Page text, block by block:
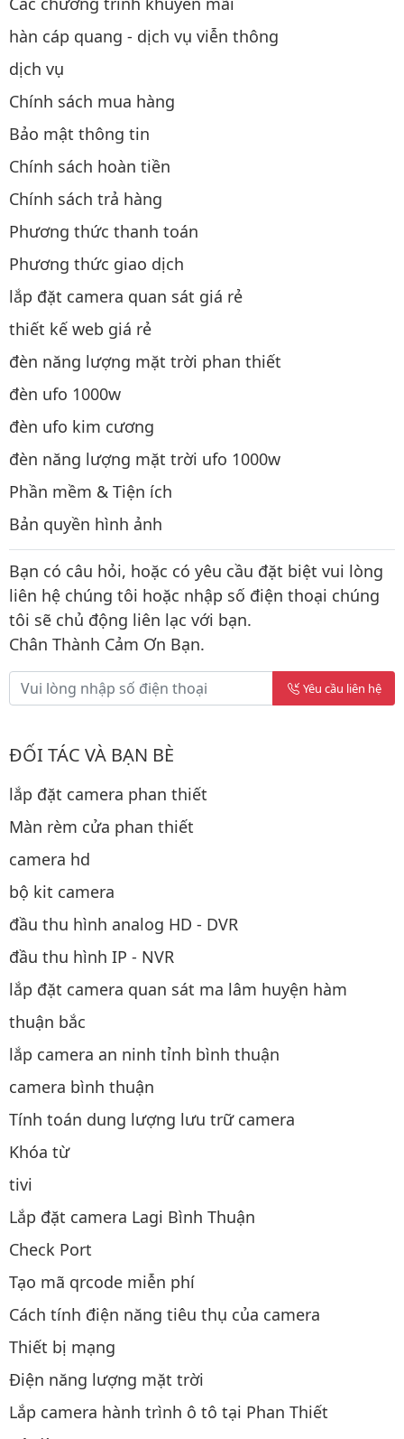
hàn cáp quang - dịch vụ viễn thông
dịch vụ
Chính sách mua hàng
Bảo mật thông tin
Chính sách hoàn tiền
Chính sách trả hàng
Phương thức thanh toán
Phương thức giao dịch
lắp đặt camera quan sát giá rẻ
thiết kế web giá rẻ
đèn năng lượng mặt trời phan thiết
đèn ufo 1000w
đèn ufo kim cương
đèn năng lượng mặt trời ufo 1000w
Phần mềm & Tiện ích
Bản quyền hình ảnh
Bạn có câu hỏi, hoặc có yêu cầu đặt biệt vui lòng
liên hệ chúng tôi hoặc nhập số điện thoại chúng
tôi sẽ chủ động liên lạc với bạn.
Chân Thành Cảm Ơn Bạn.
Yêu cầu liên hệ
ĐỐI TÁC VÀ BẠN BÈ
lắp đặt camera phan thiết
Màn rèm cửa phan thiết
camera hd
bộ kit camera
đầu thu hình analog HD - DVR
đầu thu hình IP - NVR
lắp đặt camera quan sát ma lâm huyện hàm
thuận bắc
lắp camera an ninh tỉnh bình thuận
camera bình thuận
Tính toán dung lượng lưu trữ camera
Khóa từ
tivi
Lắp đặt camera Lagi Bình Thuận
Check Port
Tạo mã qrcode miễn phí
Cách tính điện năng tiêu thụ của camera
Thiết bị mạng
Điện năng lượng mặt trời
Lắp camera hành trình ô tô tại Phan Thiết